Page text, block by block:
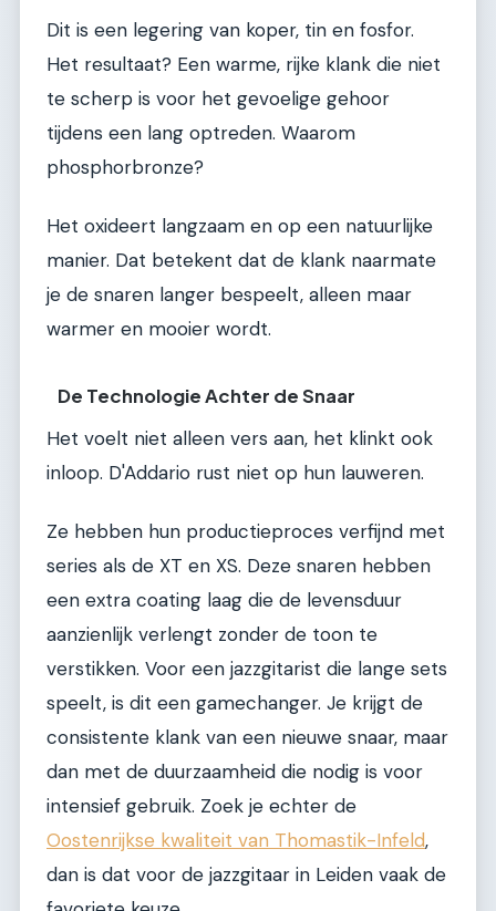
Dit is een legering van koper, tin en fosfor.
Het resultaat? Een warme, rijke klank die niet
te scherp is voor het gevoelige gehoor
tijdens een lang optreden. Waarom
phosphorbronze?
Het oxideert langzaam en op een natuurlijke
manier. Dat betekent dat de klank naarmate
je de snaren langer bespeelt, alleen maar
warmer en mooier wordt.
De Technologie Achter de Snaar
Het voelt niet alleen vers aan, het klinkt ook
inloop. D'Addario rust niet op hun lauweren.
Ze hebben hun productieproces verfijnd met
series als de XT en XS. Deze snaren hebben
een extra coating laag die de levensduur
aanzienlijk verlengt zonder de toon te
verstikken. Voor een jazzgitarist die lange sets
speelt, is dit een gamechanger. Je krijgt de
consistente klank van een nieuwe snaar, maar
dan met de duurzaamheid die nodig is voor
intensief gebruik. Zoek je echter de
Oostenrijkse kwaliteit van Thomastik-Infeld,
dan is dat voor de jazzgitaar in Leiden vaak de